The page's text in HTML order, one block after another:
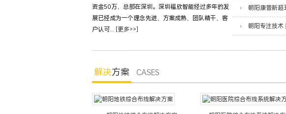
资金50万，总部在深圳。深圳福欣智能经过多年的发
展已经成为一个理念先进、方案成熟、团队精干、客
户认可... [更多>>]
解决方案 CASES